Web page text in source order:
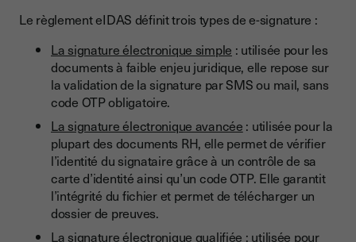
Le règlement eIDAS définit trois types de e-signature :
La signature électronique simple : utilisée pour les
documents à faible enjeu juridique, elle repose sur
la validation de la signature par SMS ou mail, sans
code OTP obligatoire.
La signature électronique avancée : utilisée pour la
plupart des documents RH, elle permet de vérifier
l’identité du signataire grâce à un contrôle de sa
carte d’identité ainsi qu’un code OTP. Elle garantit
l’intégrité du fichier et permet de télécharger un
dossier de preuves.
La signature électronique qualifiée : utilisée pour